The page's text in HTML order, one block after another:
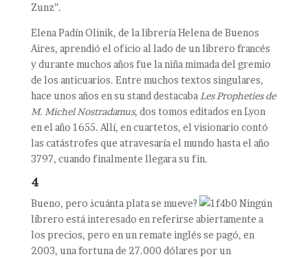
Zunz”.
Elena Padín Olinik, de la librería Helena de Buenos
Aires, aprendió el oficio al lado de un librero francés
y durante muchos años fue la niña mimada del gremio
de los anticuarios. Entre muchos textos singulares,
hace unos años en su stand destacaba Les Propheties de
M. Michel Nostradamus, dos tomos editados en Lyon
en el año 1655. Allí, en cuartetos, el visionario contó
las catástrofes que atravesaría el mundo hasta el año
3797, cuando finalmente llegara su fin.
4
Bueno, pero ¿cuánta plata se mueve?
Ningún
librero está interesado en referirse abiertamente a
los precios, pero en un remate inglés se pagó, en
2003, una fortuna de 27.000 dólares por un